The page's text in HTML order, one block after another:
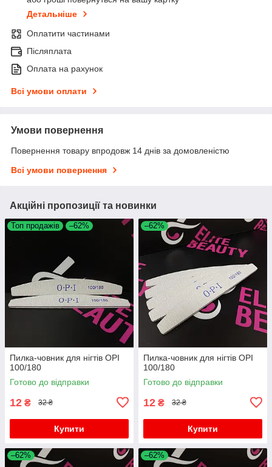
Детальніше
Оплатити частинами
Післяплата
Оплата на рахунок
Всі умови оплати
Умови повернення
Повернення товару впродовж 14 днів за домовленістю
Всі умови повернення
Акційні пропозиції та новинки
Топ продажів –62%
Пилка-човник для нігтів OPI
100/180
Готово до відправки
12 ₴ 32 ₴
Купити
–62%
Пилка-човник для нігтів OPI
100/180
Готово до відправки
12 ₴ 32 ₴
Купити
–62% –62%